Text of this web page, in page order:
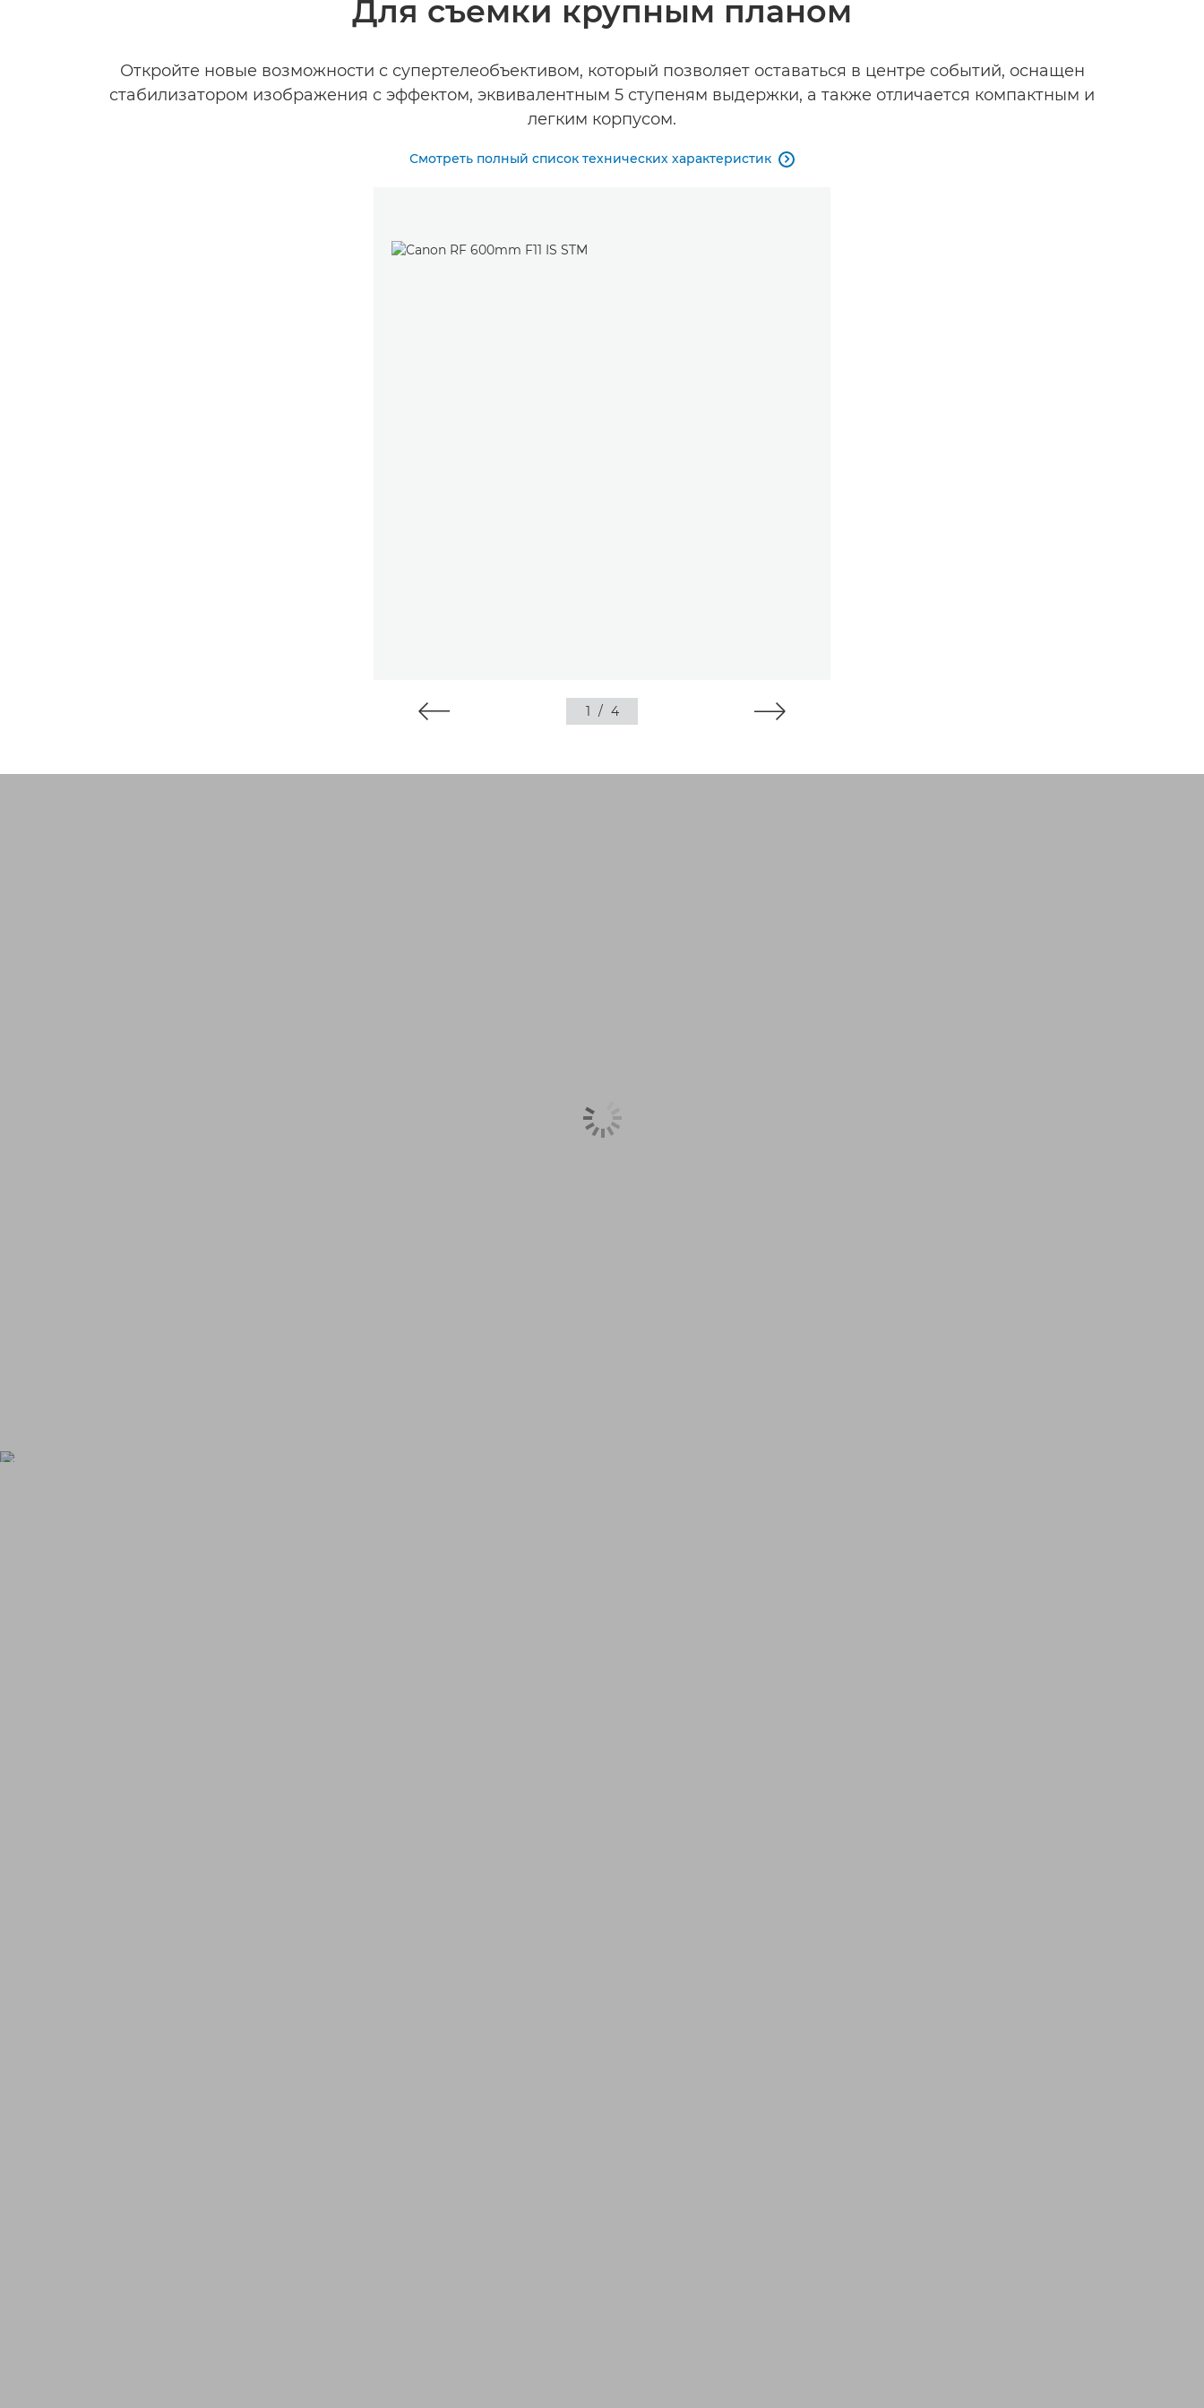
Для съемки крупным планом
Откройте новые возможности с супертелеобъективом, который позволяет оставаться в центре событий, оснащен
стабилизатором изображения с эффектом, эквивалентным 5 ступеням выдержки, а также отличается компактным и
легким корпусом.
Смотреть полный список технических характеристик 
1 / 4